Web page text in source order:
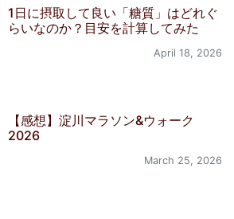
1日に摂取して良い「糖質」はどれぐ
らいなのか？目安を計算してみた
April 18, 2026
【感想】淀川マラソン&ウォーク
2026
March 25, 2026